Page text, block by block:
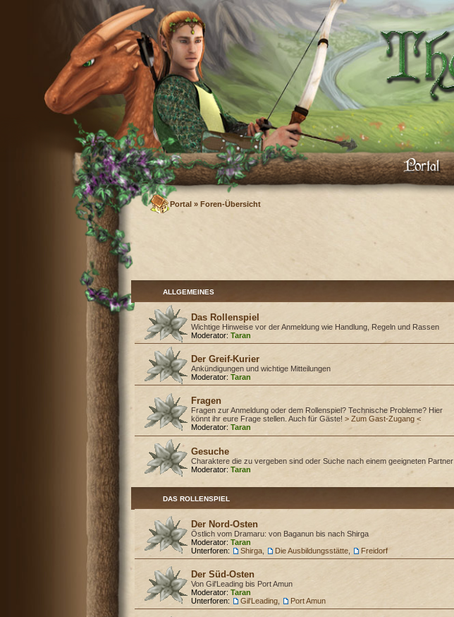
Portal » Foren-Übersicht
ALLGEMEINES
Das Rollenspiel
Wichtige Hinweise vor der Anmeldung wie Handlung, Regeln und Rassen
Moderator: Taran
Der Greif-Kurier
Ankündigungen und wichtige Mitteilungen
Moderator: Taran
Fragen
Fragen zur Anmeldung oder dem Rollenspiel? Technische Probleme? Hier
könnt ihr eure Frage stellen. Auch für Gäste!> Zum Gast-Zugang <
Moderator: Taran
Gesuche
Charaktere die zu vergeben sind oder Suche nach einem geeigneten Partner
Moderator: Taran
DAS ROLLENSPIEL
Der Nord-Osten
Östlich vom Dramaru: von Baganun bis nach Shirga
Moderator: Taran
Unterforen:
Shirga Die Ausbildungsstätte Freidorf
Der Süd-Osten
Von Gil'Leading bis Port Amun
Moderator: Taran
Unterforen:
Gil'Leading Port Amun